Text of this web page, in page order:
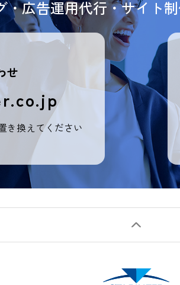
・広告運用代行・サイト
せ
き換えてください